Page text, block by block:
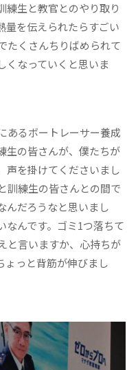
練生と教官とのやり取り
量を伝えられたらすごい
たくさんちりばめられて
くなっていくと思いま
あるボートレーサー養成
生の皆さんが、僕たちが
声を掛けてくださいまし
訓練生の皆さんとの間で
んだろうなと思いまし
なんです。ゴミ1つ落ちて
と言いますか、心持ちが
ょっと背筋が伸びまし